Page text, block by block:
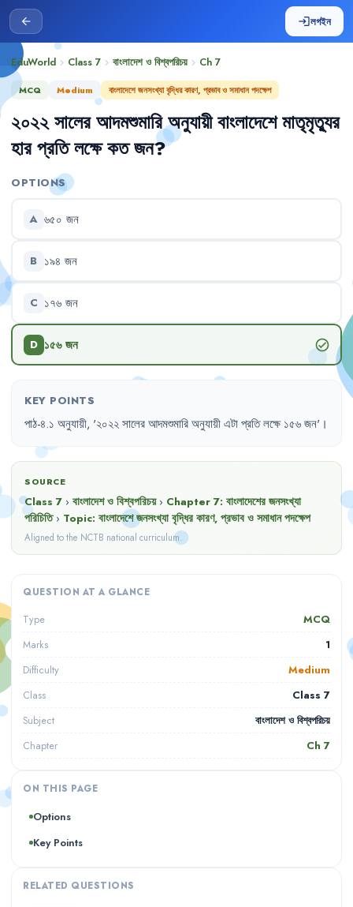
arrow_back loginলগইন
EduWorld chevron_right Class 7 chevron_right বাংলাদেশ ও বিশ্বপরিচয় chevron_right Ch 7
MCQ Medium বাংলাদেশে জনসংখ্যা বৃদ্ধির কারণ, প্রভাব ও সমাধান পদক্ষেপ
২০২২ সালের আদমশুমারি অনুযায়ী বাংলাদেশে মাতৃমৃত্যুর
হার প্রতি লক্ষে কত জন?
OPTIONS
A ৬৫০ জন
B ১৯৪ জন
C ১৭৬ জন
D ১৫৬ জন check_circle
KEY POINTS
পাঠ-৪.১ অনুযায়ী, '২০২২সালেরআদমশুমারিঅনুযায়ীএটাপ্রতিলক্ষে ১৫৬জন'।
SOURCE
Class 7 › বাংলাদেশ ও বিশ্বপরিচয় › Chapter 7: বাংলাদেশের জনসংখ্যা
পরিচিতি › Topic: বাংলাদেশে জনসংখ্যা বৃদ্ধির কারণ, প্রভাব ও সমাধান পদক্ষেপ
Aligned to the NCTB national curriculum.
QUESTION AT A GLANCE
Type MCQ
Marks 1
Difficulty Medium
Class Class 7
Subject বাংলাদেশ ও বিশ্বপরিচয়
Chapter Ch 7
ON THIS PAGE
Options
Key Points
RELATED QUESTIONS